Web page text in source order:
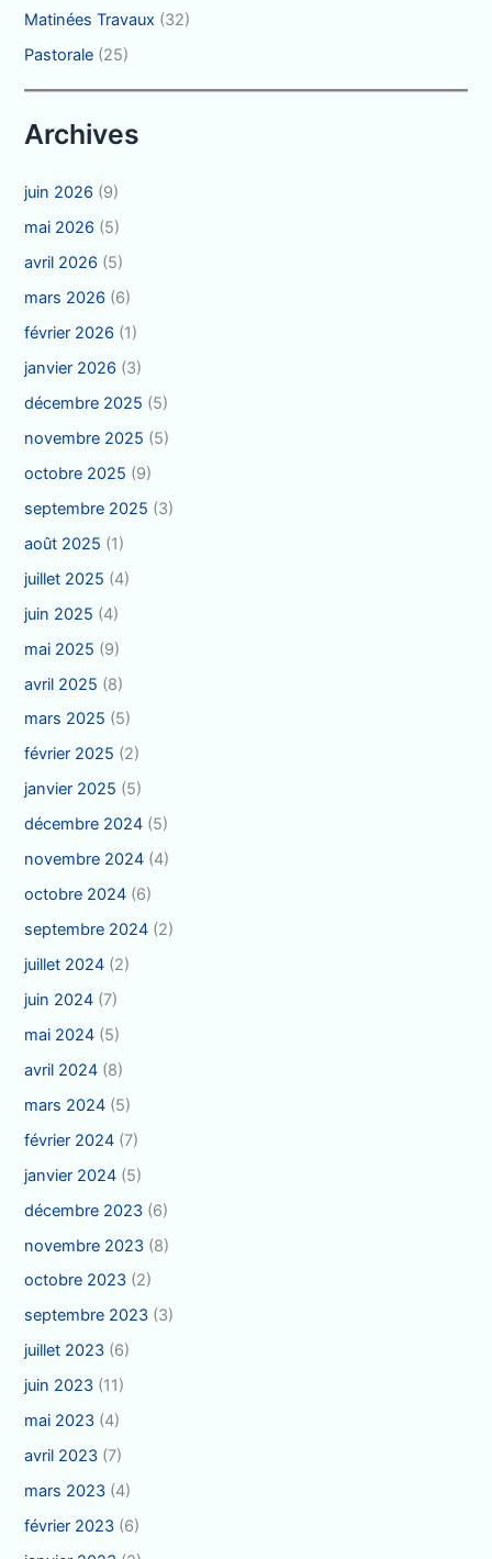
Matinées Travaux (32)
Pastorale (25)
Archives
juin 2026 (9)
mai 2026 (5)
avril 2026 (5)
mars 2026 (6)
février 2026 (1)
janvier 2026 (3)
décembre 2025 (5)
novembre 2025 (5)
octobre 2025 (9)
septembre 2025 (3)
août 2025 (1)
juillet 2025 (4)
juin 2025 (4)
mai 2025 (9)
avril 2025 (8)
mars 2025 (5)
février 2025 (2)
janvier 2025 (5)
décembre 2024 (5)
novembre 2024 (4)
octobre 2024 (6)
septembre 2024 (2)
juillet 2024 (2)
juin 2024 (7)
mai 2024 (5)
avril 2024 (8)
mars 2024 (5)
février 2024 (7)
janvier 2024 (5)
décembre 2023 (6)
novembre 2023 (8)
octobre 2023 (2)
septembre 2023 (3)
juillet 2023 (6)
juin 2023 (11)
mai 2023 (4)
avril 2023 (7)
mars 2023 (4)
février 2023 (6)